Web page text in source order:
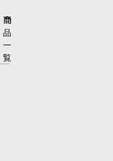
商
品
一
覧